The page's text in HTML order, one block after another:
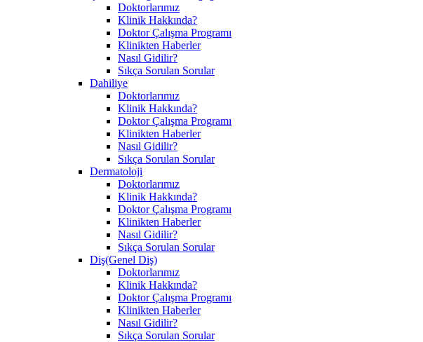
Doktorlarımız
Klinik Hakkında?
Doktor Çalışma Programı
Klinikten Haberler
Nasıl Gidilir?
Sıkça Sorulan Sorular
Dahiliye
Doktorlarımız
Klinik Hakkında?
Doktor Çalışma Programı
Klinikten Haberler
Nasıl Gidilir?
Sıkça Sorulan Sorular
Dermatoloji
Doktorlarımız
Klinik Hakkında?
Doktor Çalışma Programı
Klinikten Haberler
Nasıl Gidilir?
Sıkça Sorulan Sorular
Diş(Genel Diş)
Doktorlarımız
Klinik Hakkında?
Doktor Çalışma Programı
Klinikten Haberler
Nasıl Gidilir?
Sıkça Sorulan Sorular